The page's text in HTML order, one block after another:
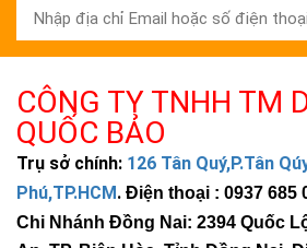
CÔNG TY TNHH TM
QUỐC BẢO
Trụ sở chính: 126 Tân Quý,P.Tân
Phú,TP.HCM . Điện thoại : 0937 685
Chi Nhánh Đồng Nai: 2394 Quốc